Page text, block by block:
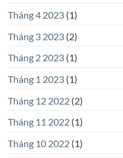
Tháng 4 2023(1)
Tháng 3 2023(2)
Tháng 2 2023(1)
Tháng 1 2023(1)
Tháng 12 2022(2)
Tháng 11 2022(1)
Tháng 10 2022(1)